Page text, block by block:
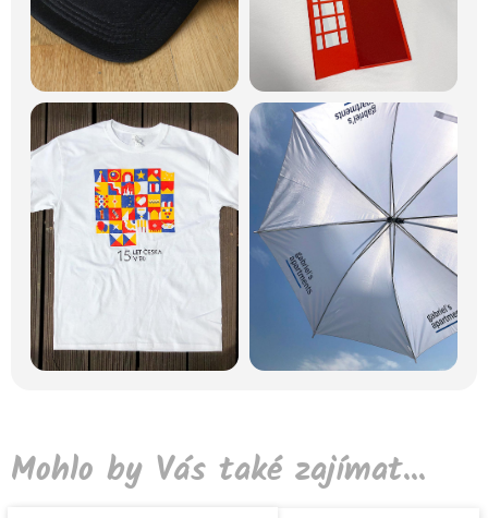
Mohlo by Vás také zajímat...